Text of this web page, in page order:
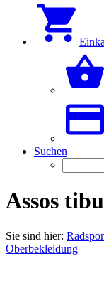
Suchen
Assos
Sie sind hier:
Oberbekleidung